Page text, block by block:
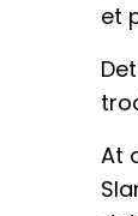
et
At